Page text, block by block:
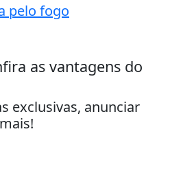
pelo fogo
as vantagens do
exclusivas, anunciar